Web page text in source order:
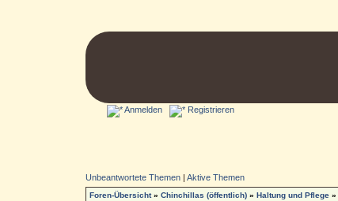
Anmelden Registrieren
Unbeantwortete Themen| Aktive Themen
Foren-Übersicht» Chinchillas (öffentlich)» Haltung und Pflege»